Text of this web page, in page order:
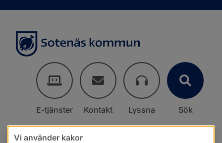
E-tjänster Kontakt Lyssna Sök
Vi använder kakor